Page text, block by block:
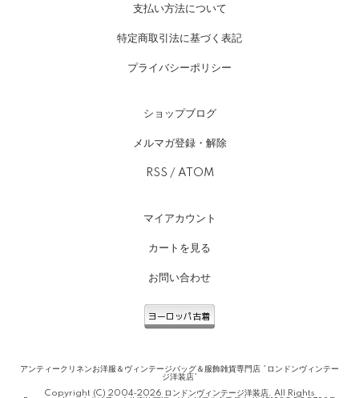
支払い方法について
特定商取引法に基づく表記
プライバシーポリシー
ショップブログ
メルマガ登録・解除
RSS / ATOM
マイアカウント
カートを見る
お問い合わせ
アンティークリネンお洋服＆ヴィンテージバッグ＆服飾雑貨専門店 *ロンドンヴィンテー
ジ洋装店*
Copyright (C) 2004-2026 ロンドンヴィンテージ洋装店. All Rights